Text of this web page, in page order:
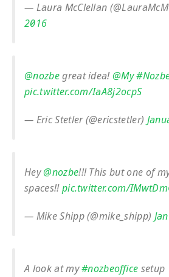
— Laura McClellan
2016
@nozbegreat idea!@My
pic.twitter.com/IaA8j2ocpS
— Eric Stetler (@ericstetler)
Hey@nozbe!!! This but one of
spaces!!pic.twitter.com/
— Mike Shipp (@mike_shipp)
A look at my#nozbeoffice setup